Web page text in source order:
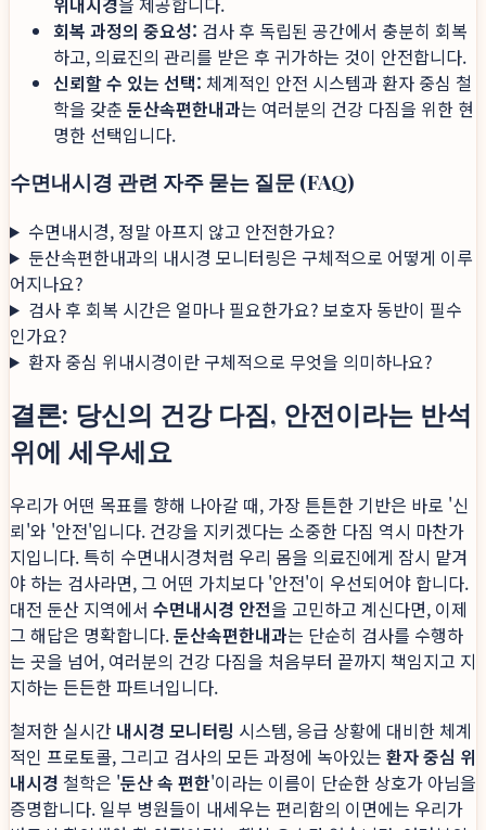
회복 과정의 중요성: 검사 후 독립된 공간에서 충분히 회복
하고, 의료진의 관리를 받은 후 귀가하는 것이 안전합니다.
신뢰할 수 있는 선택: 체계적인 안전 시스템과 환자 중심 철
학을 갖춘 둔산속편한내과는 여러분의 건강 다짐을 위한 현
명한 선택입니다.
수면내시경 관련 자주 묻는 질문 (FAQ)
수면내시경, 정말 아프지 않고 안전한가요?
둔산속편한내과의 내시경 모니터링은 구체적으로 어떻게 이루
어지나요?
검사 후 회복 시간은 얼마나 필요한가요? 보호자 동반이 필수
인가요?
환자 중심 위내시경이란 구체적으로 무엇을 의미하나요?
결론: 당신의 건강 다짐, 안전이라는 반석
위에 세우세요
우리가 어떤 목표를 향해 나아갈 때, 가장 튼튼한 기반은 바로 '신
뢰'와 '안전'입니다. 건강을 지키겠다는 소중한 다짐 역시 마찬가
지입니다. 특히 수면내시경처럼 우리 몸을 의료진에게 잠시 맡겨
야 하는 검사라면, 그 어떤 가치보다 '안전'이 우선되어야 합니다.
대전 둔산 지역에서 수면내시경 안전을 고민하고 계신다면, 이제
그 해답은 명확합니다.둔산속편한내과는 단순히 검사를 수행하
는 곳을 넘어, 여러분의 건강 다짐을 처음부터 끝까지 책임지고 지
지하는 든든한 파트너입니다.
철저한 실시간 내시경 모니터링 시스템, 응급 상황에 대비한 체계
적인 프로토콜, 그리고 검사의 모든 과정에 녹아있는 환자 중심 위
내시경 철학은 '둔산 속 편한'이라는 이름이 단순한 상호가 아님을
증명합니다. 일부 병원들이 내세우는 편리함의 이면에는 우리가